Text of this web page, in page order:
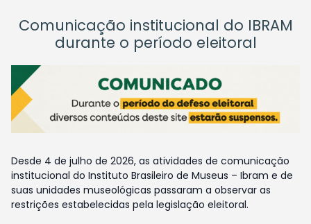
Comunicação institucional do IBRAM
durante o período eleitoral
Desde 4 de julho de 2026, as atividades de comunicação
institucional do Instituto Brasileiro de Museus – Ibram e de
suas unidades museológicas passaram a observar as
restrições estabelecidas pela legislação eleitoral.